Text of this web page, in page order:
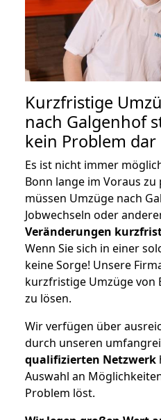
Kurzfristige
nach Galgenhof
kein Problem dar
Es ist nicht immer
Bonn lange im Voraus
müssen Umzüge nach
Jobwechseln oder
Veränderungen
Wenn Sie sich in einer
keine Sorge! Unsere
kurzfristige Umzüge von
zu lösen.
Wir verfügen über
durch unseren
qualifizierten Netzwerk
Auswahl an
Problem löst.